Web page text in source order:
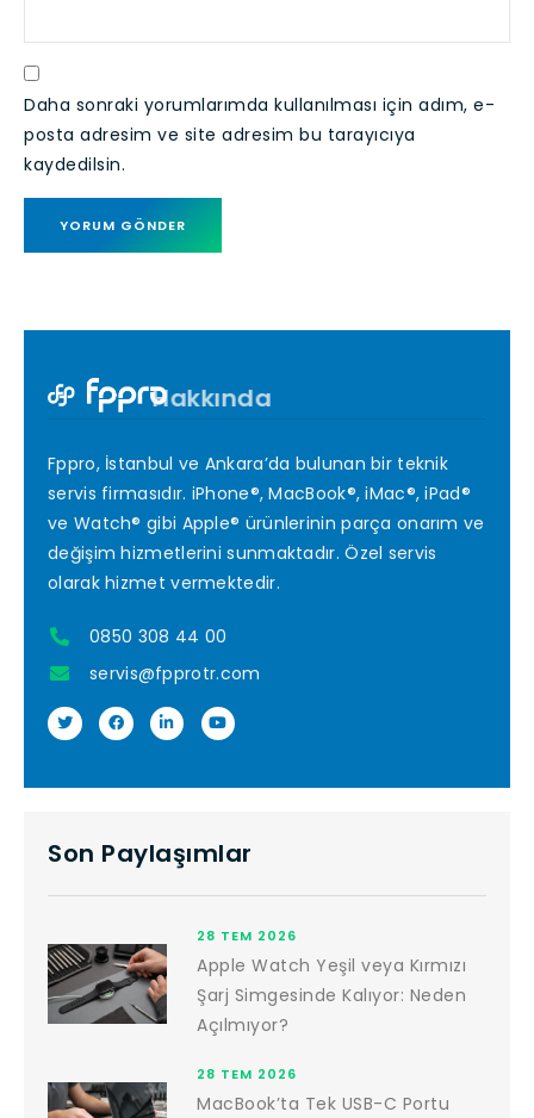
Daha sonraki yorumlarımda kullanılması için adım, e-
posta adresim ve site adresim bu tarayıcıya
kaydedilsin.
Hakkında
Fppro, İstanbul ve Ankara’da bulunan bir teknik
servis firmasıdır. iPhone®, MacBook®, iMac®, iPad®
ve Watch® gibi Apple® ürünlerinin parça onarım ve
değişim hizmetlerini sunmaktadır. Özel servis
olarak hizmet vermektedir.
0850 308 44 00
servis@fpprotr.com
Son Paylaşımlar
28 TEM 2026
Apple Watch Yeşil veya Kırmızı
Şarj Simgesinde Kalıyor: Neden
Açılmıyor?
28 TEM 2026
MacBook’ta Tek USB-C Portu